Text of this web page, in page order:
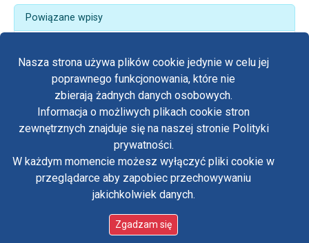
Nasza strona używa plików cookie jedynie w celu jej
poprawnego funkcjonowania, które nie
zbierają żadnych danych osobowych.
Informacja o możliwych plikach cookie stron
zewnętrznych znajduje się na naszej stronie Polityki
prywatności.
W każdym momencie możesz wyłączyć pliki cookie w
przeglądarce aby zapobiec przechowywaniu
jakichkolwiek danych.
Zgadzam się
Powiązane wpisy
Życia Człowieka
Copyright © Biuro Prasowe Jasnej Góry 2026
ordigital.pl
Polityka prywatności
Oświadczenie o dostępności
Standardy ochrony małoletnich w klasztorze OO.
Paulinów na Jasnej Górze